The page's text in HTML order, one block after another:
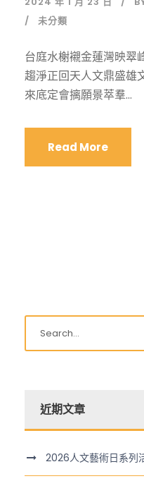
未分類
台庭水榭襯金蓮灣映翠
趨淨正回天人文鼎盛雄
來底定會摛願景萃羣...
Read More
近期文章
2026人文藝術日系列